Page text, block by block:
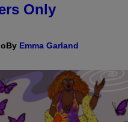
Only
By Emma Garland